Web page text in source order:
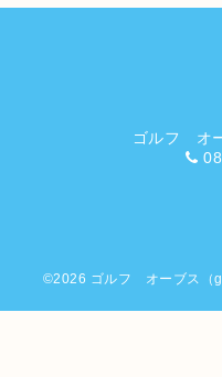
ゴルフ オ
©2026 ゴルフ オーブス（